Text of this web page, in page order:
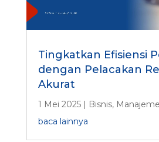
Tingkatkan Efisiensi
dengan Pelacakan
Akurat
1 Mei 2025| Bisnis,
baca lainnya